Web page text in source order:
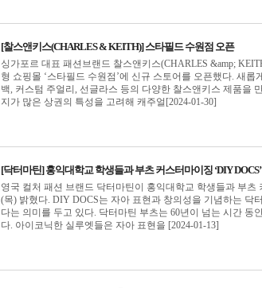
[찰스앤키스(CHARLES & KEITH)] 스타필드 수원점 오픈
싱가포르 대표 패션브랜드 찰스앤키스(CHARLES &amp;
형 쇼핑몰 ‘스타필드 수원점’에 신규 스토어를 오픈했다. 새
백, 커스텀 주얼리, 선글라스 등의 다양한 찰스앤키스 제품을
지가 많은 상권의 특성을 고려해 캐주얼[2024-01-30]
[닥터마틴] 홍익대학교 학생들과 부츠 커스터마이징 ‘DIY
영국 컬처 패션 브랜드 닥터마틴이 홍익대학교 학생들과 부츠
(목) 밝혔다. DIY DOCS는 자아 표현과 창의성을 기념하는 닥
다는 의미를 두고 있다. 닥터마틴 부츠는 60년이 넘는 시간 동
다. 아이코닉한 실루엣들은 자아 표현을 [2024-01-13]